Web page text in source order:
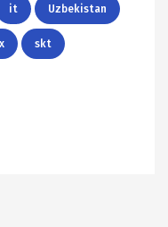
it Uzbekistan
skt